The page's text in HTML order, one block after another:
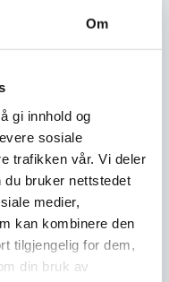
Om
gi innhold og
sosiale
trafikken vår. Vi deler
bruker nettstedet
medier,
kan kombinere den
tilgjengelig for dem,
din bruk av
og allsidig bom
tilpasset nordisk